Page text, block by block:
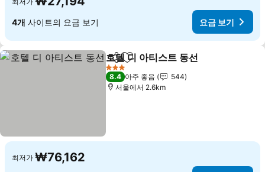
4개 사이트의 요금 보기 요금 보기
공유 즐겨찾기에 추가
호텔 디 아티스트 동선
3 성급
8.4 아주 좋음
544
서울에서 2.6km
최저가 ₩76,162